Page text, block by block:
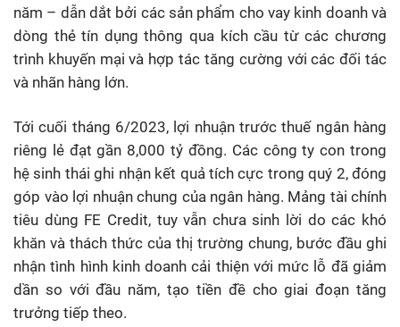
năm – dẫn dắt bởi các sản phẩm cho vay kinh doanh và
dòng thẻ tín dụng thông qua kích cầu từ các chương
trình khuyến mại và hợp tác tăng cường với các đối tác
và nhãn hàng lớn.
Tới cuối tháng 6/2023, lợi nhuận trước thuế ngân hàng
riêng lẻ đạt gần 8,000 tỷ đồng. Các công ty con trong
hệ sinh thái ghi nhận kết quả tích cực trong quý 2, đóng
góp vào lợi nhuận chung của ngân hàng. Mảng tài chính
tiêu dùng FE Credit, tuy vẫn chưa sinh lời do các khó
khăn và thách thức của thị trường chung, bước đầu ghi
nhận tình hình kinh doanh cải thiện với mức lỗ đã giảm
dần so với đầu năm, tạo tiền đề cho giai đoạn tăng
trưởng tiếp theo.